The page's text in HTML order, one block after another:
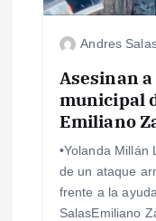
Andres
Asesinan
municipal
Emiliano
•Yolanda Millán
de un ataque
frente a la
SalasEmiliano